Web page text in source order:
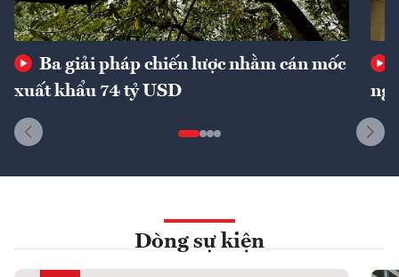
Ba giải pháp chiến lược nhằm cán mốc
xuất khẩu 74 tỷ USD
Dòng sự kiện